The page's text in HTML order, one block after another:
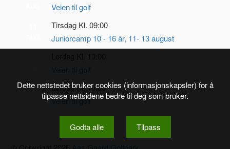
Veien til golf
Tirsdag Kl. 09:00
Juniorcamp 10 - 16 år, 11- 13 august
5
Lørdag Kl. 10:00
Veien til golf
Dette nettstedet bruker cookies (informasjonskapsler) for å
tilpasse nettsidene bedre til deg som bruker.
Godta alle Tilpass